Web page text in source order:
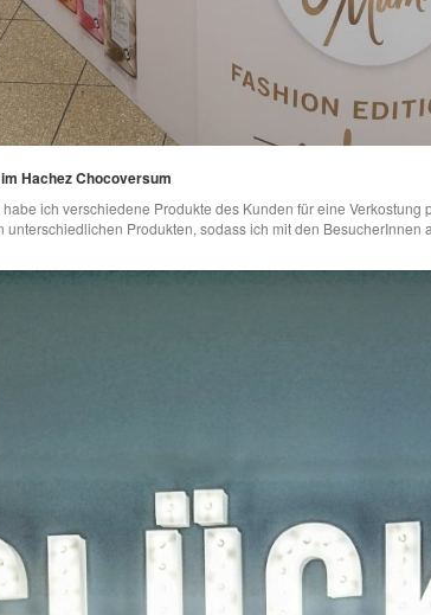
Hachez Chocoversum
ich verschiedene Produkte des Kunden für eine Verkostung
unterschiedlichen Produkten, sodass ich mit den BesucherInnen